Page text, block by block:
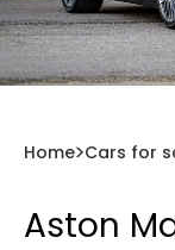
Home Cars for
Aston